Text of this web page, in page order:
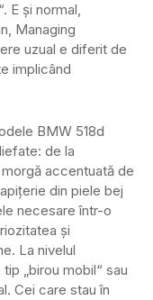
E și normal,
Managing
uzual e diferit de
implicând
BMW 518d
de la
accentuată de
din piele bej
necesare într-o
și
La nivelul
„birou mobil“ sau
Cei care stau în